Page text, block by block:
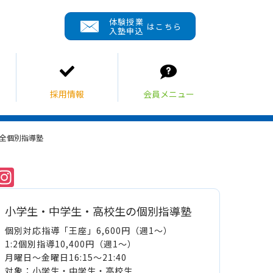
体験授業
入塾申込 はこちら
個別指導塾
Instagram
小学生・中学生・高校生の個別指導塾
個別対応指導「王座」6,600円（週1～）
1:2個別指導10,400円（週1～）
月曜日～金曜日16:15～21:40